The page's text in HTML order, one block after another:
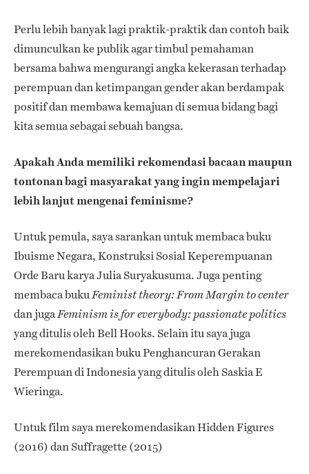
Perlu lebih banyak lagi praktik-praktik dan contoh baik
dimunculkan ke publik agar timbul pemahaman
bersama bahwa mengurangi angka kekerasan terhadap
perempuan dan ketimpangan gender akan berdampak
positif dan membawa kemajuan di semua bidang bagi
kita semua sebagai sebuah bangsa.
Apakah Anda memiliki rekomendasi bacaan maupun
tontonan bagi masyarakat yang ingin mempelajari
lebih lanjut mengenai feminisme?
Untuk pemula, saya sarankan untuk membaca buku
Ibuisme Negara, Konstruksi Sosial Keperempuanan
Orde Baru karya Julia Suryakusuma. Juga penting
membaca bukuFeminist theory: From Margin to center
dan jugaFeminism is for everybody: passionate politics
yang ditulis oleh Bell Hooks. Selain itu saya juga
merekomendasikan buku Penghancuran Gerakan
Perempuan di Indonesia yang ditulis oleh Saskia E
Wieringa.
Untuk film saya merekomendasikan Hidden Figures
(2016) dan Suffragette (2015)